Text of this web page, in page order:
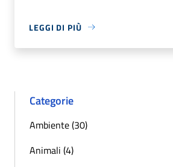
LEGGI DI PIÙ
Categorie
Ambiente (30)
Animali (4)